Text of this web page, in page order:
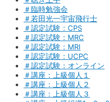
＃臨時勉強会
＃若田光一宇宙飛行士
＃認定試験：CPS
＃認定試験：MRC
＃認定試験：MRI
＃認定試験：UCPC
＃認定試験：オンライン
＃講座：上級個人１
＃講座：上級個人２
＃講座：上級個人３